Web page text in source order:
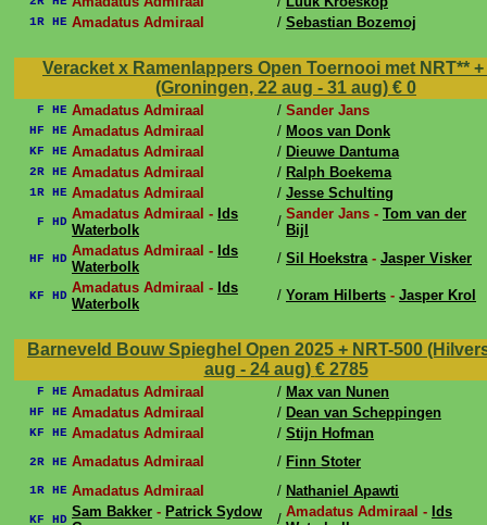
1R HE Amadatus Admiraal / Sebastian Bozemoj
Veracket x Ramenlappers Open Toernooi met NRT** +
(Groningen, 22 aug - 31 aug) € 0
F HE Amadatus Admiraal / Sander Jans
HF HE Amadatus Admiraal / Moos van Donk
KF HE Amadatus Admiraal / Dieuwe Dantuma
2R HE Amadatus Admiraal / Ralph Boekema
1R HE Amadatus Admiraal / Jesse Schulting
F HD Amadatus Admiraal - Ids
Waterbolk
/ Sander Jans - Tom van der
Bijl
HF HD Amadatus Admiraal - Ids
Waterbolk
/ Sil Hoekstra- Jasper Visker
KF HD Amadatus Admiraal - Ids
Waterbolk
/ Yoram Hilberts - Jasper Krol
Barneveld Bouw Spieghel Open 2025 + NRT-500
aug - 24 aug) € 2785
F HE Amadatus Admiraal / Max van Nunen
HF HE Amadatus Admiraal / Dean van Scheppingen
KF HE Amadatus Admiraal / Stijn Hofman
2R HE Amadatus Admiraal / Finn Stoter
1R HE Amadatus Admiraal / Nathaniel Apawti
KF HD Sam Bakker - Patrick Sydow
/ Amadatus Admiraal - Ids